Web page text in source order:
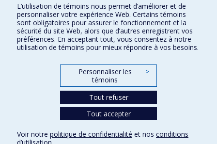
Nous trouver
Plan du site
Accessibilité
Conditions d’utilisation
L’utilisation de témoins nous permet d’améliorer et de
personnaliser votre expérience Web. Certains témoins
sont obligatoires pour assurer le fonctionnement et la
sécurité du site Web, alors que d’autres enregistrent vos
préférences. En acceptant tout, vous consentez à notre
utilisation de témoins pour mieux répondre à vos besoins.
Personnaliser les
témoins
>
Tout refuser
Tout accepter
Voir notre politique de confidentialité et nos conditions